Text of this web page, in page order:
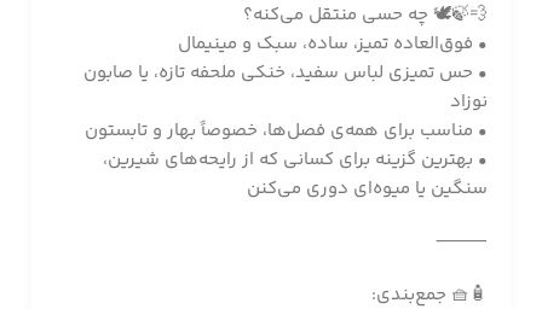
💨🍃🕊️ چه حسی منتقل می‌کنه؟
• فوق‌العاده تمیز، ساده، سبک و مینیمال
• حس تمیزی لباس سفید، خنکی ملحفه تازه، یا صابون
نوزاد
• مناسب برای همه‌ی فصل‌ها، خصوصاً بهار و تابستون
• بهترین گزینه برای کسانی که از رایحه‌های شیرین،
سنگین یا میوه‌ای دوری می‌کنن
⸻
🧴🧺 جمع‌بندی: